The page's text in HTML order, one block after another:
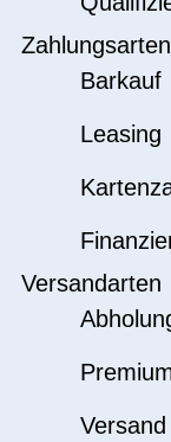
Barkauf
Leasing
Versandarten